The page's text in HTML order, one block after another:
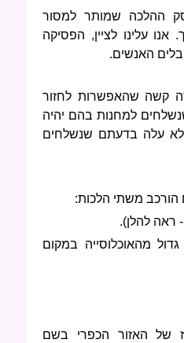
ההלכה שמותר למסור
עלינו לציין, הפסיקה
האנשים.
קשה שהאפשרות לחזור
למחנות בהם יהיה
לא עלה בדעתם שנשלחים
הורכב משתי הלכות:
מהאוכלוסייה במקום
של האזור הכפרי בשם